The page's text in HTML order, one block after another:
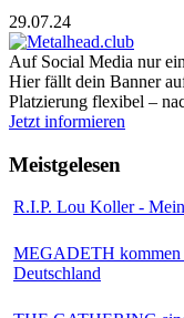
29.07.24
Auf Social Media nur
Hier fällt dein Banner
Platzierung flexibel –
Jetzt informieren
Meistgelesen
R.I.P. Lou Koller -
MEGADETH kommen
Deutschland